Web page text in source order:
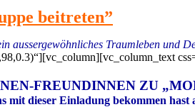
beitreten”
aussergewöhnliches Traumleben und
FREUNDINNEN ZU
mit dieser Einladung bekommen